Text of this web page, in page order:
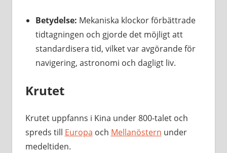
Betydelse: Mekaniska klockor förbättrade
tidtagningen och gjorde det möjligt att
standardisera tid, vilket var avgörande för
navigering, astronomi och dagligt liv.
Krutet
Krutet uppfanns i Kina under 800-talet och
spreds till Europa och Mellanöstern under
medeltiden.